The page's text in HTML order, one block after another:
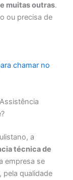
muitas outras.
ou precisa de
chamar no
a
técnica de
empresa se
pela qualidade